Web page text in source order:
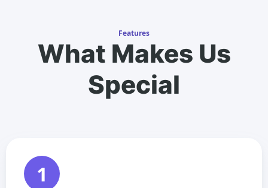
Features
What Makes Us
Special
1